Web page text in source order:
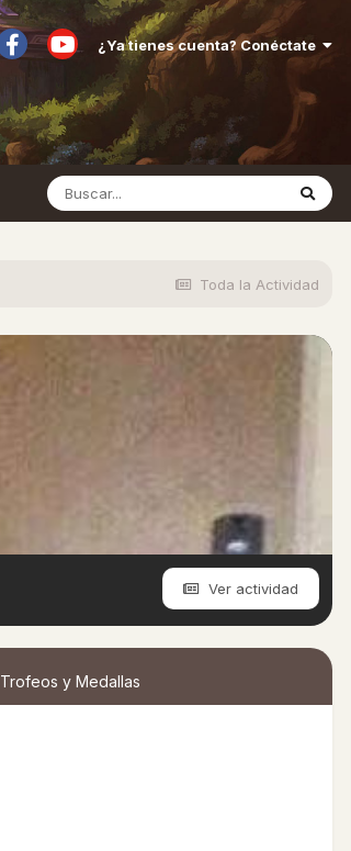
¿Ya tienes cuenta? Conéctate
Toda la Actividad
Ver actividad
Trofeos y Medallas